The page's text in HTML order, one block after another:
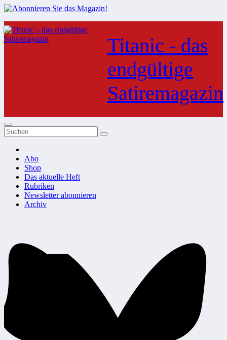
Zum
Inhalt
springen
Titanic - das
endgültige
Satiremagazin
Abo
Shop
Das aktuelle Heft
Rubriken
Newsletter abonnieren
Archiv